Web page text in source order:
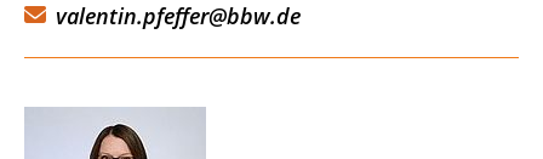
valentin.pfeffer@bbw.de